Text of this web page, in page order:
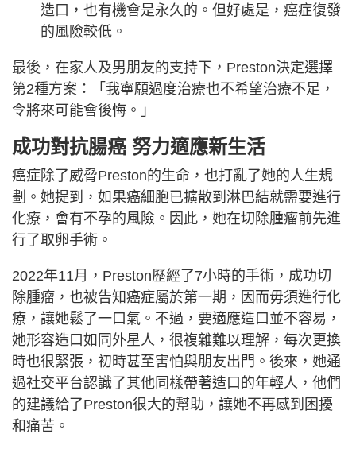
造口，也有機會是永久的。但好處是，癌症復發
的風險較低。
最後，在家人及男朋友的支持下，Preston決定選擇
第2種方案：「我寧願過度治療也不希望治療不足，
令將來可能會後悔。」
成功對抗腸癌 努力適應新生活
癌症除了威脅Preston的生命，也打亂了她的人生規
劃。她提到，如果癌細胞已擴散到淋巴結就需要進行
化療，會有不孕的風險。因此，她在切除腫瘤前先進
行了取卵手術。
2022年11月，Preston歷經了7小時的手術，成功切
除腫瘤，也被告知癌症屬於第一期，因而毋須進行化
療，讓她鬆了一口氣。不過，要適應造口並不容易，
她形容造口如同外星人，很複雜難以理解，每次更換
時也很緊張，初時甚至害怕與朋友出門。後來，她通
過社交平台認識了其他同樣帶著造口的年輕人，他們
的建議給了Preston很大的幫助，讓她不再感到困擾
和痛苦。